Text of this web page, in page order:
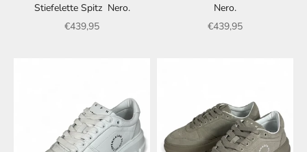
Stiefelette Spitz Nero.
Angebot
€439,95
Nero.
Angebot
€439,95